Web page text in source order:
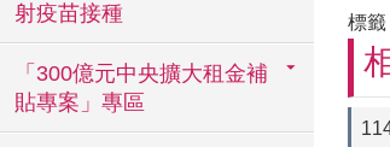
射疫苗接種
「300億元中央擴大租金補
貼專案」專區
標籤